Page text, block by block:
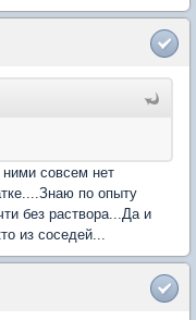
совсем нет
по опыту
без раствора...Да и
из соседей...